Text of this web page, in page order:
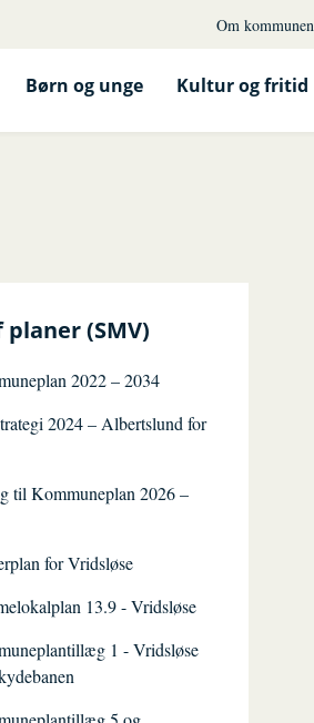
Om kommunen
Børn og unge Kultur og fritid
(SMV)
2022 – 2034
2024 – Albertslund for
til Kommuneplan 2026 –
for Vridsløse
13.9 - Vridsløse
1 - Vridsløse